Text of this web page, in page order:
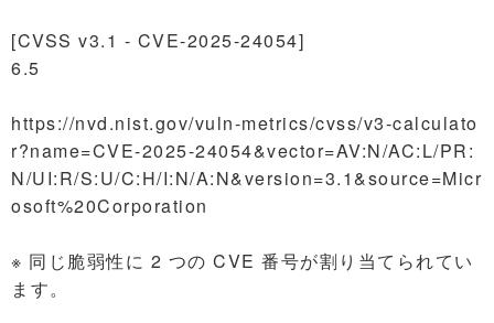
[CVSS v3.1 - CVE-2025-24054]
6.5
https://nvd.nist.gov/vuln-metrics/cvss/v3-calculato
r?name=CVE-2025-24054&vector=AV:N/AC:L/PR:
N/UI:R/S:U/C:H/I:N/A:N&version=3.1&source=Micr
osoft%20Corporation
※ 同じ脆弱性に 2 つの CVE 番号が割り当てられてい
ます。